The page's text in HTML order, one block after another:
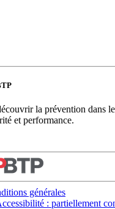
la prévention dans
et performance.
générales
: partiellement